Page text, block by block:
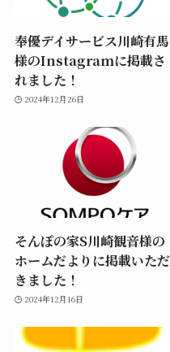
奉優デイサービス川崎有馬
様のInstagramに掲載さ
れました！
2024年12月26日
そんぽの家S川崎観音様の
ホームだよりに掲載いただ
きました！
2024年12月16日